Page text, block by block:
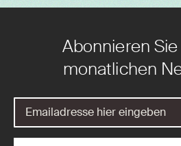
Abonnieren
monatlichen